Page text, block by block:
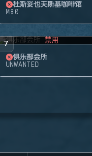
杜斯妥也夫斯基咖啡馆
M80
7 禁用
俱乐部会所
UNWANTED